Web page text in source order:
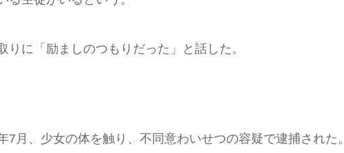
りに「励ましのつもりだった」と話した。
7月、少女の体を触り、不同意わいせつの容疑で逮捕された。